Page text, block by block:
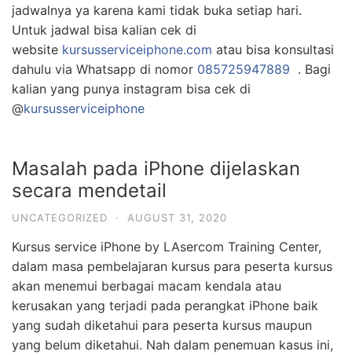
jadwalnya ya karena kami tidak buka setiap hari.
Untuk jadwal bisa kalian cek di
website kursusserviceiphone.com atau bisa konsultasi
dahulu via Whatsapp di nomor 085725947889 . Bagi
kalian yang punya instagram bisa cek di
@kursusserviceiphone
Masalah pada iPhone dijelaskan
secara mendetail
UNCATEGORIZED · AUGUST 31, 2020
Kursus service iPhone by LAsercom Training Center,
dalam masa pembelajaran kursus para peserta kursus
akan menemui berbagai macam kendala atau
kerusakan yang terjadi pada perangkat iPhone baik
yang sudah diketahui para peserta kursus maupun
yang belum diketahui. Nah dalam penemuan kasus ini,